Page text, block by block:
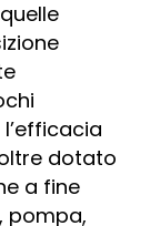
dotato
a fine
pompa,